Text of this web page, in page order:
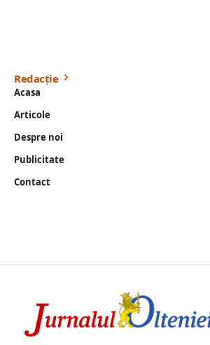
Redacție
Acasa
Articole
Despre noi
Publicitate
Contact